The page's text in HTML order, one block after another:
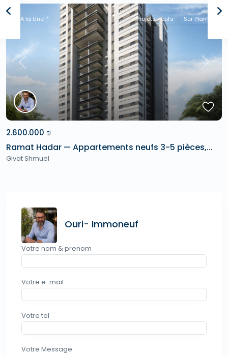
Previous Next
"A la Une !" Projets neufs Sur Plan
2.600.000 ₪
Ramat Hadar — Appartements neufs 3-5 pièces,...
Givat Shmuel
Ouri- Immoneuf
Votre nom & prenom
Votre e-mail
Votre tel
Votre Message